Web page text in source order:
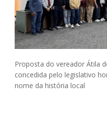
Proposta do vereador Átila
concedida pelo legislativo
nome da história local